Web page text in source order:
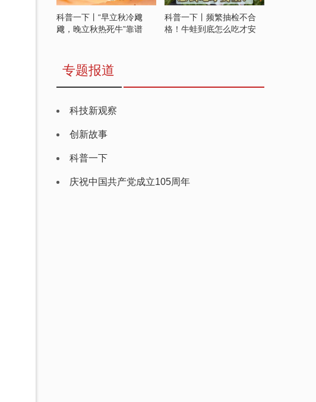
科普一下丨“早立秋冷飕
飕，晚立秋热死牛”靠谱
科普一下丨频繁抽检不合
格！牛蛙到底怎么吃才安
专题报道
科技新观察
创新故事
科普一下
庆祝中国共产党成立105周年